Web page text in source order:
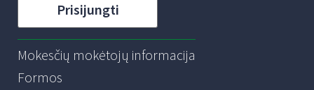
Prisijungti
Mokesčių mokėtojų informacija
Formos